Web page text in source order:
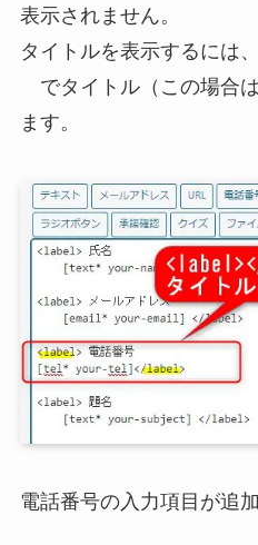
表示されません。
タイトルを表示するには、
でタイトル（この場合
ます。
電話番号の入力項目が追